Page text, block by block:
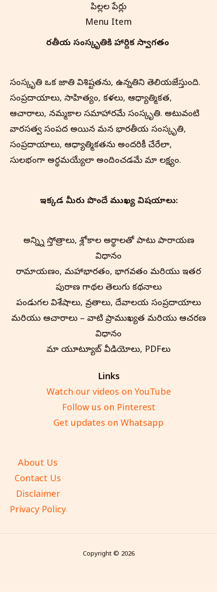
పిల్లల పేర్లు
Menu Item
భారతీయ సంస్కృతి‌కి హార్దిక స్వాగతం
సంస్కృతి ఒక జాతి విశిష్టతను, ఉన్నతిని తెలియజేస్తుంది.
సంప్రదాయాలు, సాహిత్యం, కళలు, ఆధ్యాత్మికత,
ఆచారాలు, నమ్మకాల సమాహారమే సంస్కృతి. అటువంటి
వారసత్వ సంపద అయిన మన భారతీయ సంస్కృతి,
సంప్రదాయాలు, ఆధ్యాత్మికతను అందరికీ చేరేలా,
సులభంగా అర్థమయ్యేలా అందించడమే మా లక్ష్యం.
ఇక్కడ మీరు పొందే ముఖ్య విషయాలు:
అన్న్ని స్తోత్రాలు, శ్లోకాల అర్థాలతో పాటు పారాయణ
విధానం
రామాయణం, మహాభారతం, భాగవతం మరియు ఇతర
పురాణ గాథల తెలుగు కథనాలు
పండుగల విశేషాలు, వ్రతాలు, దేవాలయ సంప్రదాయాలు
మరియు ఆచారాలు – వాటి ప్రాముఖ్యత మరియు ఆచరణ
విధానం
మా యూట్యూబ్ వీడియోలు, PDFలు
Links
Watch our videos on YouTube
Follow us on Pinterest
Get updates on Whatsapp
About Us
Contact Us
Disclaimer
Privacy Policy
Copyright © 2026